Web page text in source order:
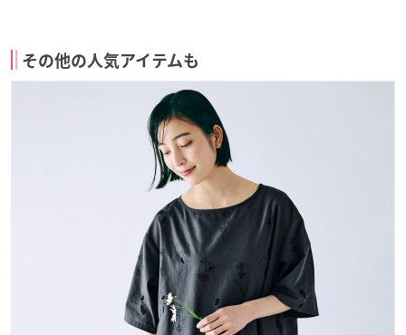
その他の人気アイテムも